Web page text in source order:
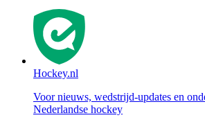
Hockey.nl
Voor nieuws, wedstrijd-updates en
Nederlandse hockey